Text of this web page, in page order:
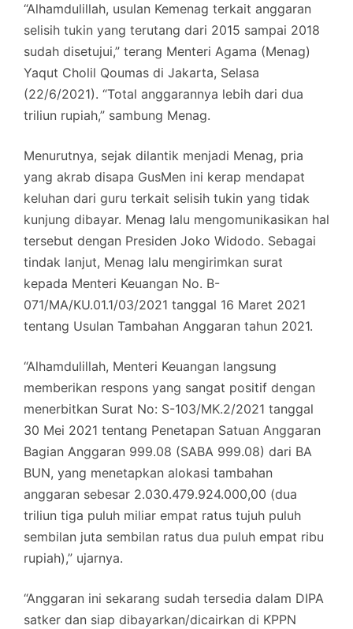
“Alhamdulillah, usulan Kemenag terkait anggaran
selisih tukin yang terutang dari 2015 sampai 2018
sudah disetujui,” terang Menteri Agama (Menag)
Yaqut Cholil Qoumas di Jakarta, Selasa
(22/6/2021). “Total anggarannya lebih dari dua
triliun rupiah,” sambung Menag.
Menurutnya, sejak dilantik menjadi Menag, pria
yang akrab disapa GusMen ini kerap mendapat
keluhan dari guru terkait selisih tukin yang tidak
kunjung dibayar. Menag lalu mengomunikasikan hal
tersebut dengan Presiden Joko Widodo. Sebagai
tindak lanjut, Menag lalu mengirimkan surat
kepada Menteri Keuangan No. B-
071/MA/KU.01.1/03/2021 tanggal 16 Maret 2021
tentang Usulan Tambahan Anggaran tahun 2021.
“Alhamdulillah, Menteri Keuangan langsung
memberikan respons yang sangat positif dengan
menerbitkan Surat No: S-103/MK.2/2021 tanggal
30 Mei 2021 tentang Penetapan Satuan Anggaran
Bagian Anggaran 999.08 (SABA 999.08) dari BA
BUN, yang menetapkan alokasi tambahan
anggaran sebesar 2.030.479.924.000,00 (dua
triliun tiga puluh miliar empat ratus tujuh puluh
sembilan juta sembilan ratus dua puluh empat ribu
rupiah),” ujarnya.
“Anggaran ini sekarang sudah tersedia dalam DIPA
satker dan siap dibayarkan/dicairkan di KPPN